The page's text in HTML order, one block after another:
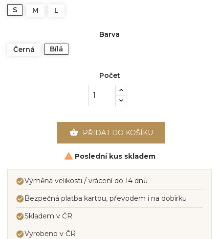
S
M L
Barva
Černá
Bílá
Počet
 PŘIDAT DO KOŠÍKU
 Poslední kus skladem
Výměna velikosti / vrácení do 14 dnů
Bezpečná platba kartou, převodem i na dobírku
Skladem v ČR
Vyrobeno v ČR